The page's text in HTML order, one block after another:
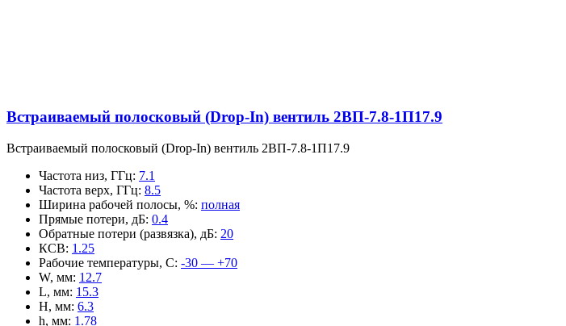
Встраиваемый полосковый (Drop-In) вентиль 2ВП-7.8-1П17.9
Встраиваемый полосковый (Drop-In) вентиль 2ВП-7.8-1П17.9
Частота низ, ГГц: 7.1
Частота верх, ГГц: 8.5
Ширина рабочей полосы, %: полная
Прямые потери, дБ: 0.4
Обратные потери (развязка), дБ: 20
КСВ: 1.25
Рабочие температуры, С: -30 — +70
W, мм: 12.7
L, мм: 15.3
H, мм: 6.3
h, мм: 1.78